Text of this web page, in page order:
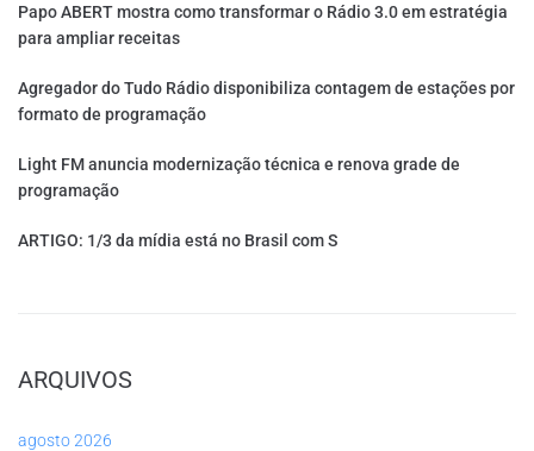
Papo ABERT mostra como transformar o Rádio 3.0 em estratégia
para ampliar receitas
Agregador do Tudo Rádio disponibiliza contagem de estações por
formato de programação
Light FM anuncia modernização técnica e renova grade de
programação
ARTIGO: 1/3 da mídia está no Brasil com S
ARQUIVOS
agosto 2026